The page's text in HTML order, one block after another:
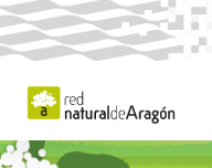
Skip
to
content